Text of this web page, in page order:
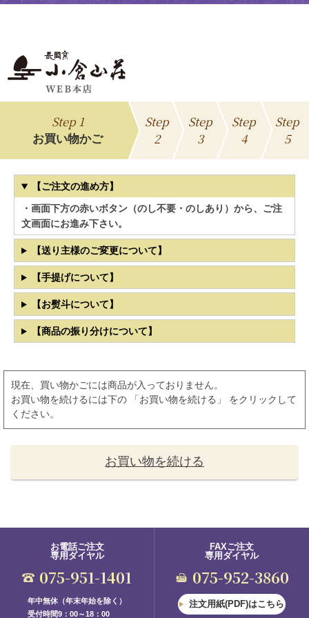
Step 1
お買い物かご
Step
2
Step
3
Step
4
Step
5
【ご注文の進め方】
・画面下方の赤いボタン（のし不要・のしあり）から、ご注
文画面にお進み下さい。
【送り主様のご変更について】
【手提げについて】
【お熨斗について】
【商品の振り分けについて】
現在、買い物かごには商品が入っておりません。
お買い物を続けるには下の 「お買い物を続ける」 をクリックして
ください。
お買い物を続ける
お電話ご注文
専用ダイヤル
075-951-1401
年中無休（年末年始を除く）
受付時間9：00～18：00
FAXご注文
専用ダイヤル
075-952-3860
注文用紙(PDF)はこちら